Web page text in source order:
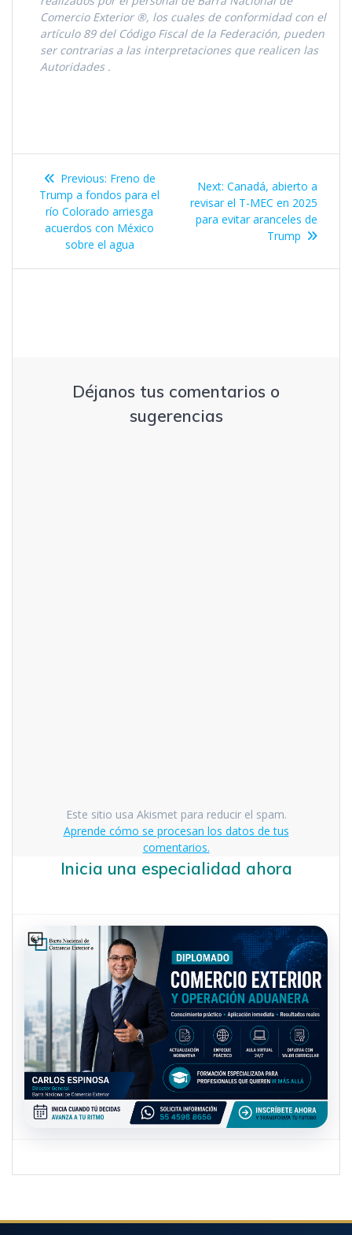
Comercio Exterior ®, los cuales de conformidad con el
artículo 89 del Código Fiscal de la Federación, pueden
ser contrarias a las interpretaciones que realicen las
Autoridades .
Navegación
de
entradas
Previous: Previous
post:
Freno de
Trump a fondos para el
río Colorado arriesga
acuerdos con México
sobre el agua
Next: Next
post:
Canadá, abierto a
revisar el T-MEC en 2025
para evitar aranceles de
Trump
Déjanos tus comentarios o
sugerencias
Este sitio usa Akismet para reducir el spam.
Aprende cómo se procesan los datos de tus
comentarios.
Inicia una especialidad ahora